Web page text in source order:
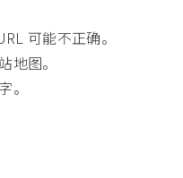
可能不正确。
地图。
。